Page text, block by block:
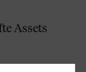
Assets
Aktienportfolio